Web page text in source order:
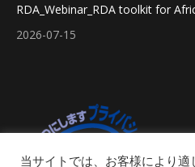
RDA_Webinar_RDA toolkit for
2026-07-15
当サイトでは、お客様により